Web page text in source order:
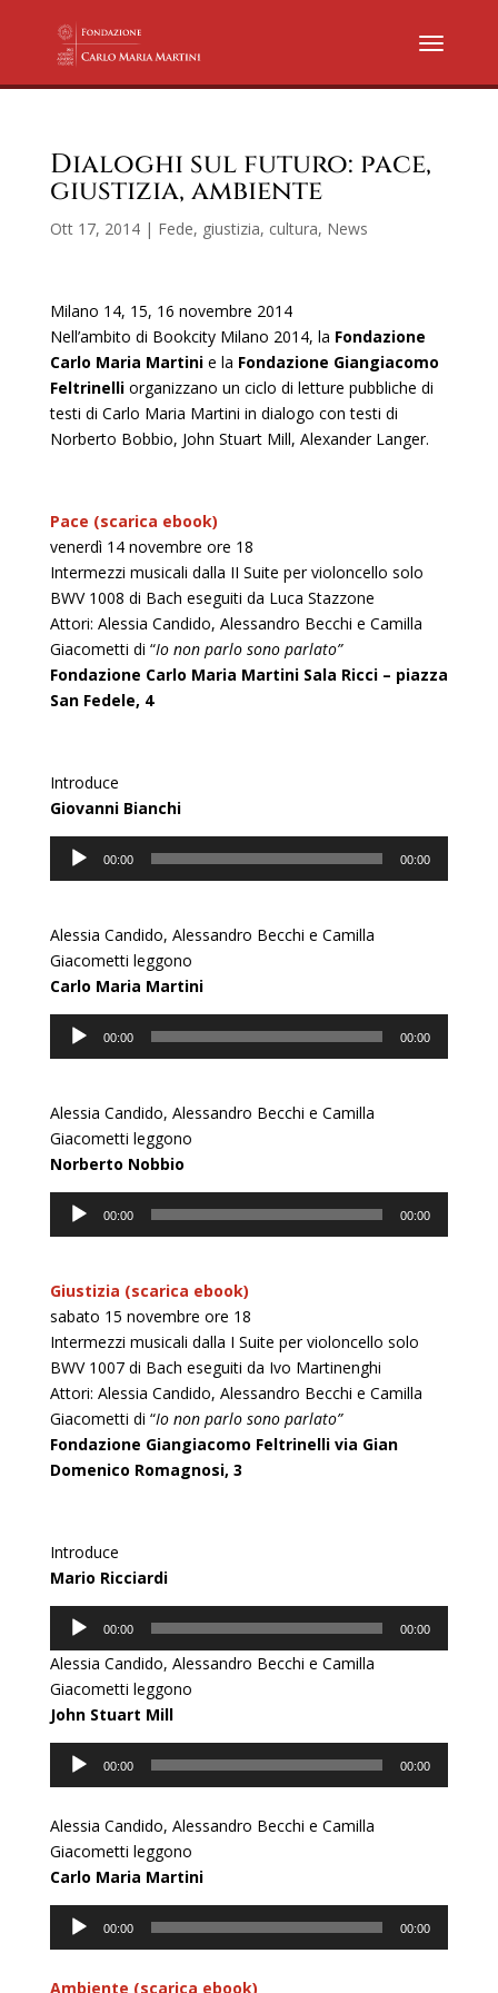
Dialoghi sul futuro: pace,
giustizia, ambiente
Ott 17, 2014| Fede, giustizia, cultura, News
Milano 14, 15, 16 novembre 2014
Nell’ambito di Bookcity Milano 2014, la Fondazione
Carlo Maria Martinie la Fondazione Giangiacomo
Feltrinelliorganizzano un ciclo di letture pubbliche di
testi di Carlo Maria Martini in dialogo con testi di
Norberto Bobbio, John Stuart Mill, Alexander Langer.
Pace (scarica ebook)
venerdì 14 novembre ore 18
Intermezzi musicali dalla II Suite per violoncello solo
BWV 1008 di Bach eseguiti da Luca Stazzone
Attori: Alessia Candido, Alessandro Becchi e Camilla
Giacometti di “Io non parlo sono parlato”
Fondazione Carlo Maria Martini Sala Ricci – piazza
San Fedele, 4
Introduce
Giovanni Bianchi
Audio
Player
00:00 00:00
Alessia Candido, Alessandro Becchi e Camilla
Giacometti leggono
Carlo Maria Martini
Audio
Player
00:00 00:00
Alessia Candido, Alessandro Becchi e Camilla
Giacometti leggono
Norberto Nobbio
Audio
Player
00:00 00:00
Giustizia (scarica ebook)
sabato 15 novembre ore 18
Intermezzi musicali dalla I Suite per violoncello solo
BWV 1007 di Bach eseguiti da Ivo Martinenghi
Attori: Alessia Candido, Alessandro Becchi e Camilla
Giacometti di “Io non parlo sono parlato”
Fondazione Giangiacomo Feltrinelli via Gian
Domenico Romagnosi, 3
Introduce
Mario Ricciardi
Audio
Player
00:00 00:00
Alessia Candido, Alessandro Becchi e Camilla
Giacometti leggono
John Stuart Mill
Audio
Player
00:00 00:00
Alessia Candido, Alessandro Becchi e Camilla
Giacometti leggono
Carlo Maria Martini
Audio
Player
00:00 00:00
Ambiente (scarica ebook)